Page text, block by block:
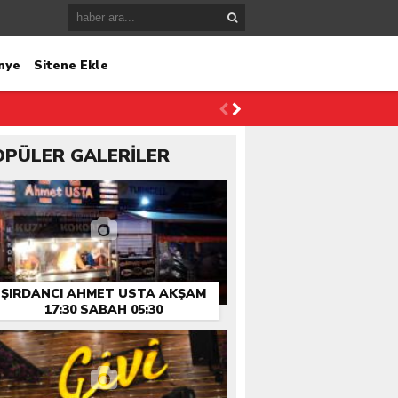
Sitene Ekle
GALERİLER
ŞIRDANCI AHMET USTA AKŞAM
17:30 SABAH 05:30
HIZMETINIZDE…